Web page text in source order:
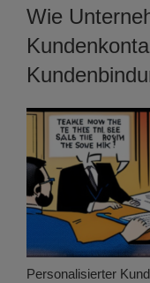
AM
Wie
Personalisierter